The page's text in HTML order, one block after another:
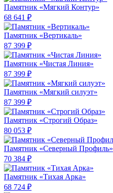
Памятник «Мягкий Контур»
68 641 ₽
Памятник «Вертикаль»
87 399 ₽
Памятник «Чистая Линия»
87 399 ₽
Памятник «Мягкий силуэт»
87 399 ₽
Памятник «Строгий Образ»
80 053 ₽
Памятник «Северный Профиль»
70 384 ₽
Памятник «Тихая Арка»
68 724 ₽